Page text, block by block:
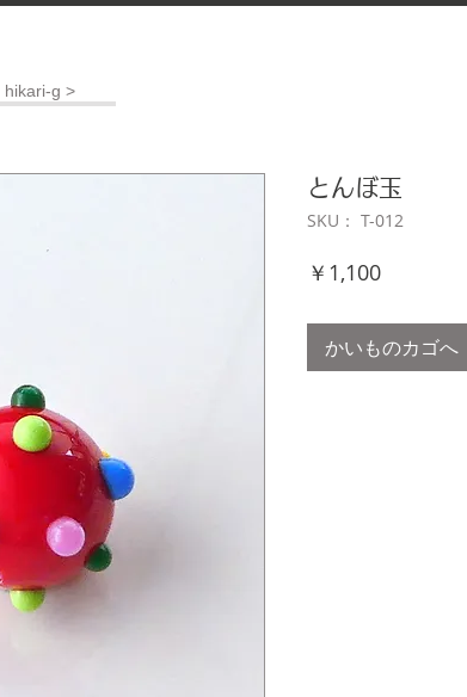
とんぼ玉
SKU： T-012
￥1,100価
かいものカゴへ
hikari-g >